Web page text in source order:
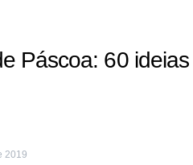
Páscoa: 60
2019